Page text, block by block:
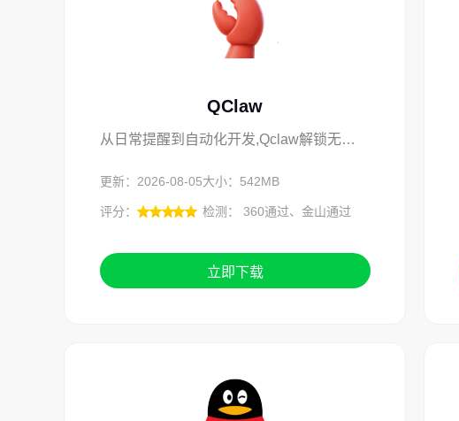
QClaw
从日常提醒到自动化开发,Qclaw解锁无限可能
更新：2026-08-05大小：542MB
评分： 检测： 360通过、金山通过
立即下载